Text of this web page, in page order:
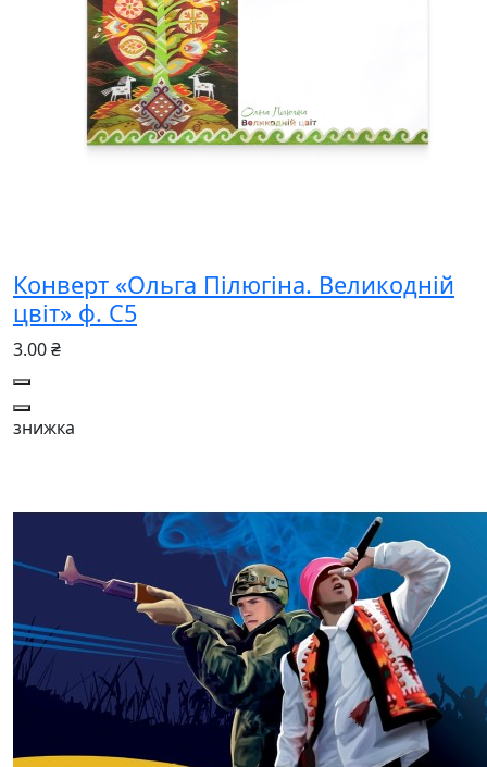
Конверт «Ольга Пілюгіна. Великодній
цвіт» ф. С5
3.00 ₴
знижка